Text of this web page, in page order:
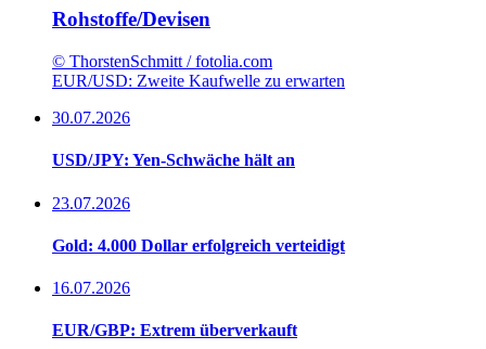
Rohstoffe/Devisen
© ThorstenSchmitt / fotolia.com
EUR/USD: Zweite Kaufwelle zu erwarten
30.07.2026
USD/JPY: Yen-Schwäche hält an
23.07.2026
Gold: 4.000 Dollar erfolgreich verteidigt
16.07.2026
EUR/GBP: Extrem überverkauft